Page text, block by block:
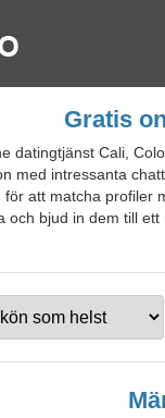
Gratis
datingtjänst Cali,
med intressanta
att matcha profiler
och bjud in dem till